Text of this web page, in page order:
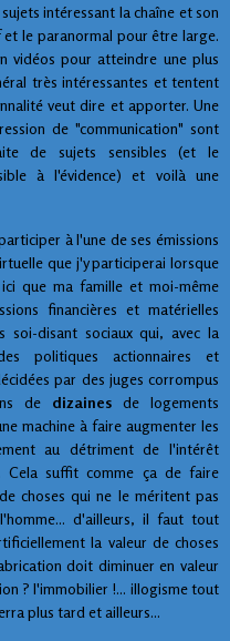
intéressant la chaîne et son
le paranormal pour être large.
vidéos pour atteindre une plus
très intéressantes et tentent
veut dire et apporter. Une
de "communication" sont
de sujets sensibles (et le
à l'évidence) et voilà une
à l'une de ses émissions
que j'y participerai lorsque
que ma famille et moi-même
financières et matérielles
soi-disant sociaux qui, avec la
politiques actionnaires et
par des juges corrompus
de dizaines de logements
machine à faire augmenter les
au détriment de l'intérêt
Cela suffit comme ça de faire
choses qui ne le méritent pas
d'ailleurs, il faut tout
la valeur de choses
doit diminuer en valeur
? l'immobilier !... illogisme tout
plus tard et ailleurs...